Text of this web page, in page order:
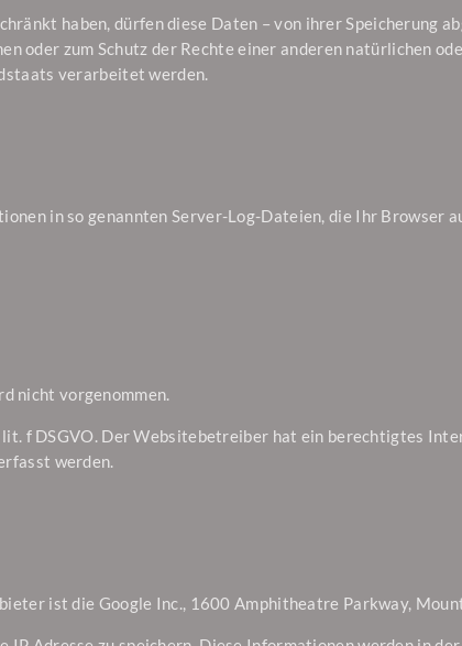
haben, dürfen diese Daten – von ihrer Speicherung
oder zum Schutz der Rechte einer anderen natürlichen
verarbeitet werden.
in so genannten Server-Log-Dateien, die Ihr Browser
nicht vorgenommen.
f DSGVO. Der Websitebetreiber hat ein berechtigtes
werden.
ist die Google Inc., 1600 Amphitheatre Parkway,